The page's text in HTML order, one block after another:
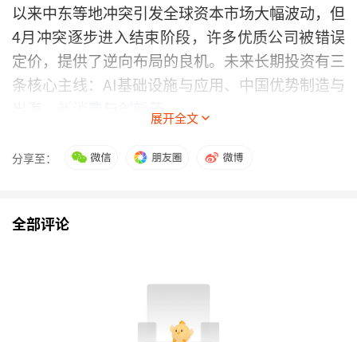
以来中东等地冲突引发全球资本市场大幅波动，但
4月冲突逐步进入结束阶段，许多优质公司被错误
定价，提供了逆向布局的良机。未来长期投资有三
条核心主线：AI基础设施与应用、中国优势制造与
创新药。
展开全文
分享至：
全部评论